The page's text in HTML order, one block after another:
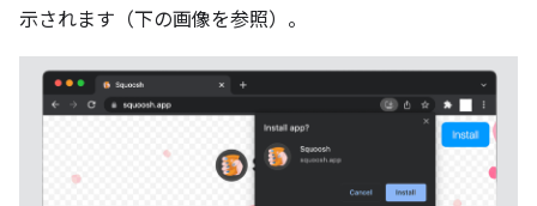
示されます（下の画像を参照）。